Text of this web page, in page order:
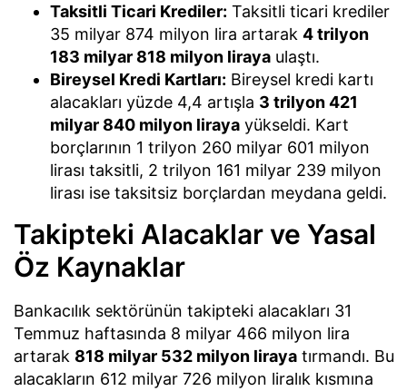
Taksitli Ticari Krediler: Taksitli ticari krediler
35 milyar 874 milyon lira artarak 4 trilyon
183 milyar 818 milyon liraya ulaştı.
Bireysel Kredi Kartları: Bireysel kredi kartı
alacakları yüzde 4,4 artışla 3 trilyon 421
milyar 840 milyon liraya yükseldi. Kart
borçlarının 1 trilyon 260 milyar 601 milyon
lirası taksitli, 2 trilyon 161 milyar 239 milyon
lirası ise taksitsiz borçlardan meydana geldi.
Takipteki Alacaklar ve Yasal
Öz Kaynaklar
Bankacılık sektörünün takipteki alacakları 31
Temmuz haftasında 8 milyar 466 milyon lira
artarak 818 milyar 532 milyon liraya tırmandı. Bu
alacakların 612 milyar 726 milyon liralık kısmına